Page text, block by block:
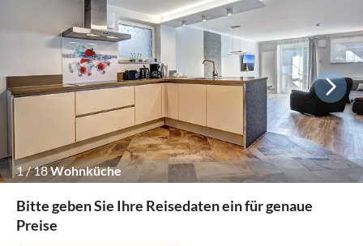
1/18Wohnküche
Bitte geben Sie Ihre Reisedaten ein für genaue
Preise